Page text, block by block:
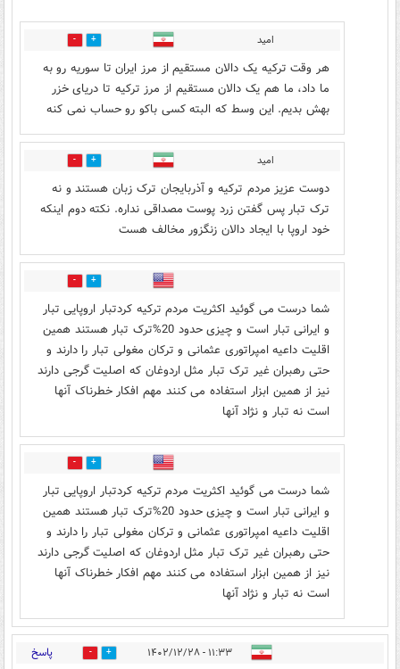
امید 4
هر وقت ترکیه یک دالان مستقیم از مرز ایران تا سوریه رو به
ما داد، ما هم یک دالان مستقیم از مرز ترکیه تا دریای خزر
بهش بدیم. این وسط که البته کسی باکو رو حساب نمی کنه
امید 4
دوست عزیز مردم ترکیه و آذربایجان ترک زبان هستند و نه
ترک تبار پس گفتن زرد پوست مصداقی نداره. نکته دوم اینکه
خود اروپا با ایجاد دالان زنگزور مخالف هست
10
شما درست می گوئید اکثریت مردم ترکیه کردتبار اروپایی تبار
و ایرانی تبار است و چیزی حدود 20%ترک تبار هستند همین
اقلیت داعیه امپراتوری عثمانی و ترکان مغولی تبار را دارند و
حتی رهبران غیر ترک تبار مثل اردوغان که اصلیت گرجی دارند
نیز از همین ابزار استفاده می کنند مهم افکار خطرناک آنها
است نه تبار و نژاد آنها
4
شما درست می گوئید اکثریت مردم ترکیه کردتبار اروپایی تبار
و ایرانی تبار است و چیزی حدود 20%ترک تبار هستند همین
اقلیت داعیه امپراتوری عثمانی و ترکان مغولی تبار را دارند و
حتی رهبران غیر ترک تبار مثل اردوغان که اصلیت گرجی دارند
نیز از همین ابزار استفاده می کنند مهم افکار خطرناک آنها
است نه تبار و نژاد آنها
۱۱:۳۳ - ۱۴۰۲/۱۲/۲۸ 1 پاسخ